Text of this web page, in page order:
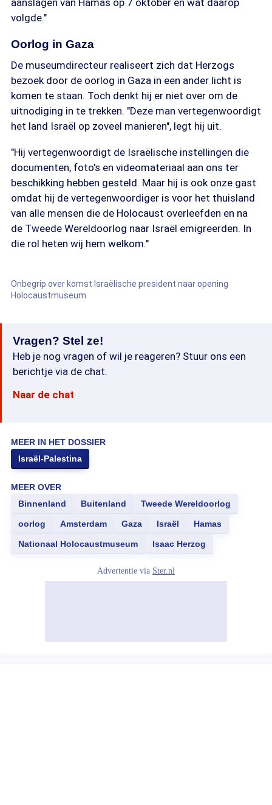
aanslagen van Hamas op 7 oktober en wat daarop
volgde."
Oorlog in Gaza
De museumdirecteur realiseert zich dat Herzogs
bezoek door de oorlog in Gaza in een ander licht is
komen te staan. Toch denkt hij er niet over om de
uitnodiging in te trekken. "Deze man vertegenwoordigt
het land Israël op zoveel manieren", legt hij uit.
"Hij vertegenwoordigt de Israëlische instellingen die
documenten, foto's en videomateriaal aan ons ter
beschikking hebben gesteld. Maar hij is ook onze gast
omdat hij de vertegenwoordiger is voor het thuisland
van alle mensen die de Holocaust overleefden en na
de Tweede Wereldoorlog naar Israël emigreerden. In
die rol heten wij hem welkom."
Onbegrip over komst Israëlische president naar opening
Holocaustmuseum
Vragen? Stel ze!
Heb je nog vragen of wil je reageren? Stuur ons een
berichtje via de chat.
Naar de chat
MEER IN HET DOSSIER
Israël-Palestina
MEER OVER
Binnenland
Buitenland Tweede Wereldoorlog
oorlog Amsterdam Gaza Israël Hamas
Nationaal Holocaustmuseum Isaac Herzog
Advertentie via Ster.nl